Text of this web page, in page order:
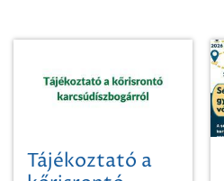
Tájékoztató a